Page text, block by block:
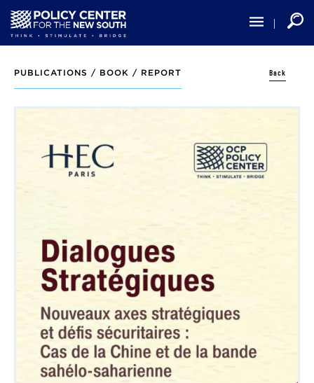
main
content
PUBLICATIONS / BOOK / REPORT Back